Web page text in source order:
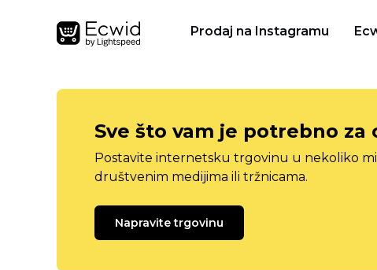
Prodaj na Instagramu
Sve što vam je potrebno za
Postavite internetsku trgovinu u nekoliko
društvenim medijima ili tržnicama.
Napravite trgovinu